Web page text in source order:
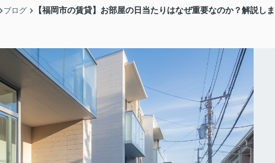
ブログ 【福岡市の賃貸】お部屋の日当たりはなぜ重要なのか？解説し